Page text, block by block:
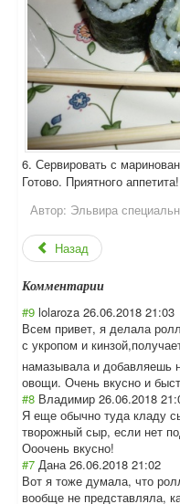
6. Сервировать с
Готово. Приятного аппетита!
Автор: Эльвира
Назад
Комментарии
#9 lolaroza 26.06.2018 21:03
Всем привет, я делала
с укропом и
намазывала и добавляешь
овощи. Очень вкусно и
#8 Владимир 26.06.2018
Я еще обычно туда кладу
творожный сыр, если нет
Ооочень вкусно!
#7 Дана 26.06.2018 21:02
Вот я тоже думала, что
вообще не представляла,